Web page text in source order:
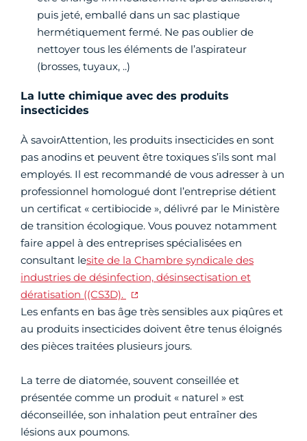
puis jeté, emballé dans un sac plastique
hermétiquement fermé. Ne pas oublier de
nettoyer tous les éléments de l’aspirateur
(brosses, tuyaux, ..)
La lutte chimique avec des produits
insecticides
À savoirAttention, les produits insecticides en sont
pas anodins et peuvent être toxiques s’ils sont mal
employés. Il est recommandé de vous adresser à un
professionnel homologué dont l’entreprise détient
un certificat « certibiocide », délivré par le Ministère
de transition écologique. Vous pouvez notamment
faire appel à des entreprises spécialisées en
consultant lesite de la Chambre syndicale des
industries de désinfection, désinsectisation et
dératisation ((CS3D).
Les enfants en bas âge très sensibles aux piqûres et
au produits insecticides doivent être tenus éloignés
des pièces traitées plusieurs jours.
La terre de diatomée, souvent conseillée et
présentée comme un produit « naturel » est
déconseillée, son inhalation peut entraîner des
lésions aux poumons.